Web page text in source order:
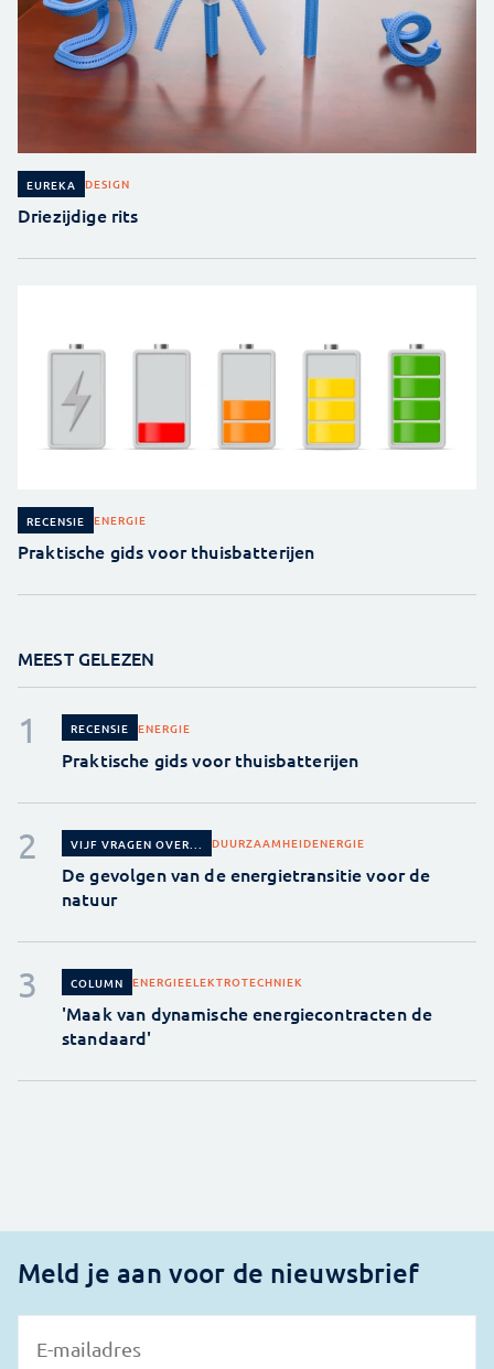
EUREKA DESIGN
Driezijdige rits
RECENSIE ENERGIE
Praktische gids voor thuisbatterijen
MEEST GELEZEN
RECENSIE ENERGIE
Praktische gids voor thuisbatterijen
VIJF VRAGEN OVER... DUURZAAMHEIDENERGIE
De gevolgen van de energietransitie voor de
natuur
COLUMN ENERGIEELEKTROTECHNIEK
'Maak van dynamische energiecontracten de
standaard'
Meld je aan voor de nieuwsbrief